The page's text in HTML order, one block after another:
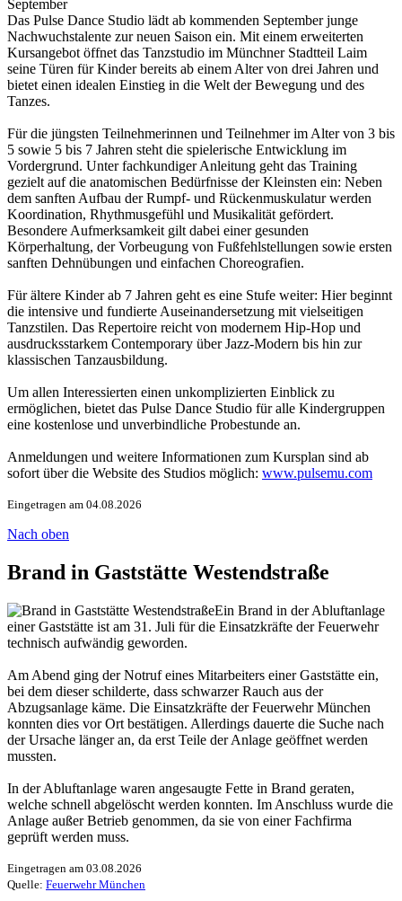
Das Pulse Dance Studio lädt ab kommenden September junge
Nachwuchstalente zur neuen Saison ein. Mit einem erweiterten
Kursangebot öffnet das Tanzstudio im Münchner Stadtteil Laim
seine Türen für Kinder bereits ab einem Alter von drei Jahren und
bietet einen idealen Einstieg in die Welt der Bewegung und des
Tanzes.
Für die jüngsten Teilnehmerinnen und Teilnehmer im Alter von 3 bis
5 sowie 5 bis 7 Jahren steht die spielerische Entwicklung im
Vordergrund. Unter fachkundiger Anleitung geht das Training
gezielt auf die anatomischen Bedürfnisse der Kleinsten ein: Neben
dem sanften Aufbau der Rumpf- und Rückenmuskulatur werden
Koordination, Rhythmusgefühl und Musikalität gefördert.
Besondere Aufmerksamkeit gilt dabei einer gesunden
Körperhaltung, der Vorbeugung von Fußfehlstellungen sowie ersten
sanften Dehnübungen und einfachen Choreografien.
Für ältere Kinder ab 7 Jahren geht es eine Stufe weiter: Hier beginnt
die intensive und fundierte Auseinandersetzung mit vielseitigen
Tanzstilen. Das Repertoire reicht von modernem Hip-Hop und
ausdrucksstarkem Contemporary über Jazz-Modern bis hin zur
klassischen Tanzausbildung.
Um allen Interessierten einen unkomplizierten Einblick zu
ermöglichen, bietet das Pulse Dance Studio für alle Kindergruppen
eine kostenlose und unverbindliche Probestunde an.
Anmeldungen und weitere Informationen zum Kursplan sind ab
sofort über die Website des Studios möglich: www.pulsemu.com
Eingetragen am 04.08.2026
Nach oben
Brand in Gaststätte Westendstraße
Ein Brand in der Abluftanlage
einer Gaststätte ist am 31. Juli für die Einsatzkräfte der Feuerwehr
technisch aufwändig geworden.
Am Abend ging der Notruf eines Mitarbeiters einer Gaststätte ein,
bei dem dieser schilderte, dass schwarzer Rauch aus der
Abzugsanlage käme. Die Einsatzkräfte der Feuerwehr München
konnten dies vor Ort bestätigen. Allerdings dauerte die Suche nach
der Ursache länger an, da erst Teile der Anlage geöffnet werden
mussten.
In der Abluftanlage waren angesaugte Fette in Brand geraten,
welche schnell abgelöscht werden konnten. Im Anschluss wurde die
Anlage außer Betrieb genommen, da sie von einer Fachfirma
geprüft werden muss.
Eingetragen am 03.08.2026
Quelle: Feuerwehr München